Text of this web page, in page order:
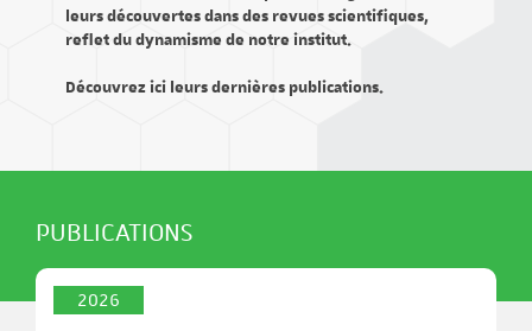
leurs découvertes dans des revues scientifiques,
reflet du dynamisme de notre institut.
Découvrez ici leurs dernières publications.
PUBLICATIONS
2026